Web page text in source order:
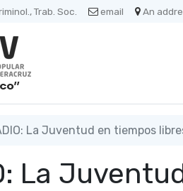
Trab. Soc. email An
La Juventud en tiempos
La